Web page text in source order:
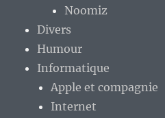
Noomiz
Divers
Humour
Informatique
Apple et compagnie
Internet